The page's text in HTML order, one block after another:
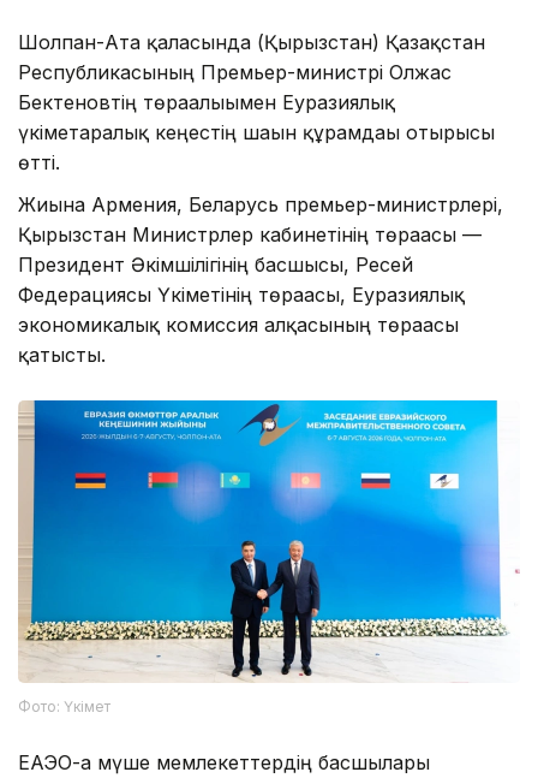
Шолпан-Ата қаласында (Қырғызстан) Қазақстан
Республикасының Премьер-министрі Олжас
Бектеновтің төрағалығымен Еуразиялық
үкіметаралық кеңестің шағын құрамдағы отырысы
өтті.
Жиынға Армения, Беларусь премьер-министрлері,
Қырғызстан Министрлер кабинетінің төрағасы —
Президент Әкімшілігінің басшысы, Ресей
Федерациясы Үкіметінің төрағасы, Еуразиялық
экономикалық комиссия алқасының төрағасы
қатысты.
Фото: Үкімет
ЕАЭО-ға мүше мемлекеттердің басшылары